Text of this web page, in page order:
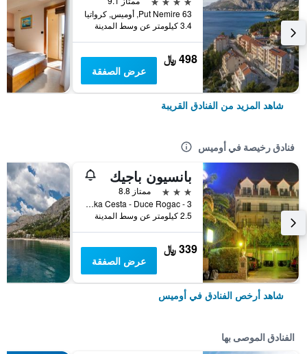
Put Nemire 63, أوميس, كرواتيا
3.4 كيلومتر عن وسط المدينة
498 ﷼
عرض الصفقة
شاهد المزيد من الفنادق القريبة
فنادق رخيصة في أوميس
بانسيون باجيك
3 نجوم
ممتاز 8.8
Poljicka Cesta - Duce Rogac - 3, أوميس, كرواتيا
2.5 كيلومتر عن وسط المدينة
339 ﷼
عرض الصفقة
شاهد أرخص الفنادق في أوميس
الفنادق الموصى بها